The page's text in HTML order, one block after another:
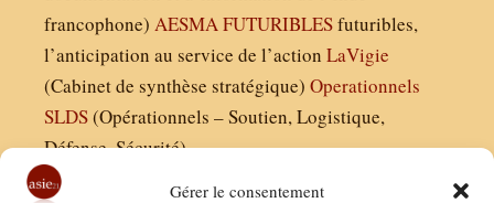
Gérer le consentement
francophone) AESMAFUTURIBLESfuturibles,
l’anticipation au service de l’action LaVigie
(Cabinet de synthèse stratégique) Operationnels
SLDS(Opérationnels – Soutien, Logistique,
Défense, Sécurité)